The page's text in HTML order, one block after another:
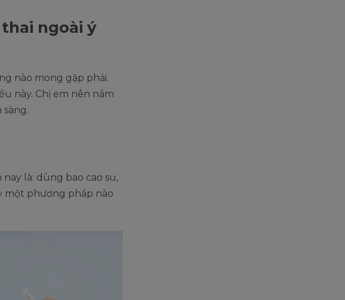
ngoài ý
nào mong gặp phải.
này. Chị em nên nắm
là: dùng bao cao su,
một phương pháp nào